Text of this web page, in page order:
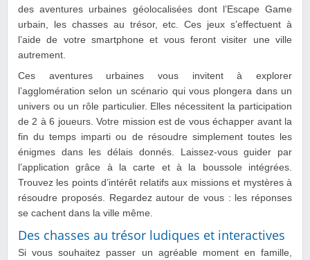
des aventures urbaines géolocalisées dont l’Escape Game
urbain, les chasses au trésor, etc. Ces jeux s’effectuent à
l’aide de votre smartphone et vous feront visiter une ville
autrement.
Ces aventures urbaines vous invitent à explorer
l’agglomération selon un scénario qui vous plongera dans un
univers ou un rôle particulier. Elles nécessitent la participation
de 2 à 6 joueurs. Votre mission est de vous échapper avant la
fin du temps imparti ou de résoudre simplement toutes les
énigmes dans les délais donnés. Laissez-vous guider par
l’application grâce à la carte et à la boussole intégrées.
Trouvez les points d’intérêt relatifs aux missions et mystères à
résoudre proposés. Regardez autour de vous : les réponses
se cachent dans la ville même.
Des chasses au trésor ludiques et interactives
Si vous souhaitez passer un agréable moment en famille,